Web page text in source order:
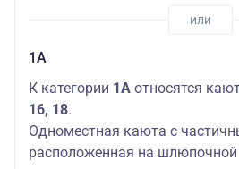
1А
К категории 1А относятся
16, 18.
Одноместная каюта с
расположенная на шлюпочной